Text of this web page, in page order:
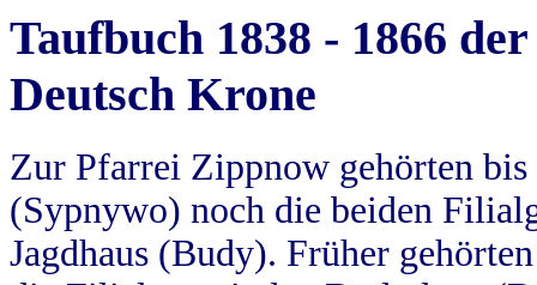
Taufbuch 1838 - 1866
Deutsch Krone
Zur Pfarrei Zippnow gehörten
(Sypnywo) noch die beiden
Jagdhaus (Budy). Früher